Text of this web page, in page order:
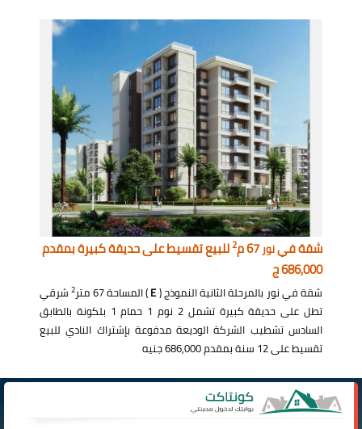
شقة فينور 2للبيع تقسيط على حديقة كبيرة بمقدم
686,000 ج
شقة في نور بالمرحلة الثانية النموذج (E) المساحة 67 متر 2شرقي
تطل على حديقة كبيرة تشمل 2 نوم 1 حمام 1 بلكونة بالطابق
السادس تشطيب الشركة الوديعة مدفوعة بإشتراك النادي للبيع
تقسيط على 12 سنة بمقدم 686,000 جنيه